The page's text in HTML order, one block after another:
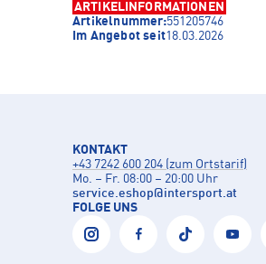
ARTIKELINFORMATIONEN
Artikelnummer:551205746
Im Angebot seit18.03.2026
KONTAKT
+43 7242 600 204 (zum Ortstarif)
Mo. – Fr. 08:00 – 20:00 Uhr
service.eshop@intersport.at
FOLGE UNS